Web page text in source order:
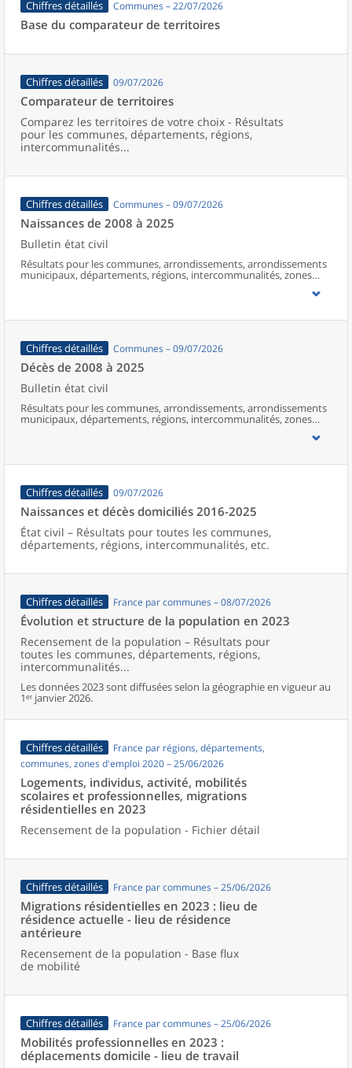
Chiffres détaillés Communes – 22/07/2026
Base du comparateur de territoires
Chiffres détaillés 09/07/2026
Comparateur de territoires
Comparez les territoires de votre choix - Résultats
pour les communes, départements, régions,
intercommunalités...
Chiffres détaillés Communes – 09/07/2026
Naissances de 2008 à 2025
Bulletin état civil
Résultats pour les communes, arrondissements, arrondissements
municipaux, départements, régions, intercommunalités, zones
d’emploi, bassins de vie, unités urbaines et aires d’attraction des
Chiffres détaillés Communes – 09/07/2026
Décès de 2008 à 2025
Bulletin état civil
Résultats pour les communes, arrondissements, arrondissements
municipaux, départements, régions, intercommunalités, zones
d’emploi, bassins de vie, unités urbaines et aires d’attraction des
Chiffres détaillés 09/07/2026
Naissances et décès domiciliés 2016-2025
État civil – Résultats pour toutes les communes,
départements, régions, intercommunalités, etc.
Chiffres détaillés France par communes – 08/07/2026
Évolution et structure de la population en 2023
Recensement de la population – Résultats pour
toutes les communes, départements, régions,
intercommunalités...
Les données 2023 sont diffusées selon la géographie en vigueur au
1ᵉʳ janvier 2026.
Chiffres détaillés
France par régions, départements,
communes, zones d'emploi 2020 – 25/06/2026
Logements, individus, activité, mobilités
scolaires et professionnelles, migrations
résidentielles en 2023
Recensement de la population - Fichier détail
Chiffres détaillés France par communes – 25/06/2026
Migrations résidentielles en 2023 : lieu de
résidence actuelle - lieu de résidence
antérieure
Recensement de la population - Base flux
de mobilité
Chiffres détaillés France par communes – 25/06/2026
Mobilités professionnelles en 2023 :
déplacements domicile - lieu de travail